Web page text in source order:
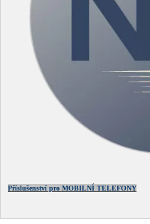
Příslušenství pro MOBILNÍ TELEFONY